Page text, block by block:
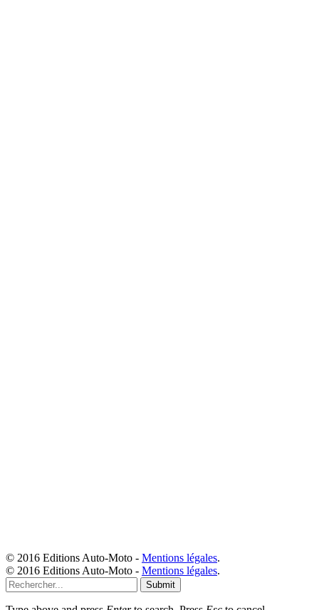
© 2016 Editions Auto-Moto - Mentions légales.
© 2016 Editions Auto-Moto - Mentions légales.
Submit